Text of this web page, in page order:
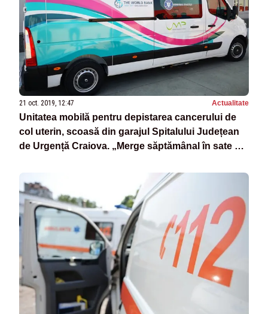
21 oct. 2019, 12:47 Actualitate
Unitatea mobilă pentru depistarea cancerului de
col uterin, scoasă din garajul Spitalului Județean
de Urgență Craiova. „Merge săptămânal în sate și